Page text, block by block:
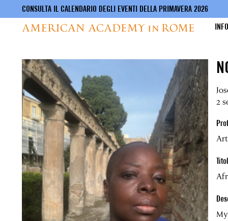
contenuto
principale
CONSULTA IL CALENDARIO DEGLI EVENTI DELLA PRIMAVERA 2026
2